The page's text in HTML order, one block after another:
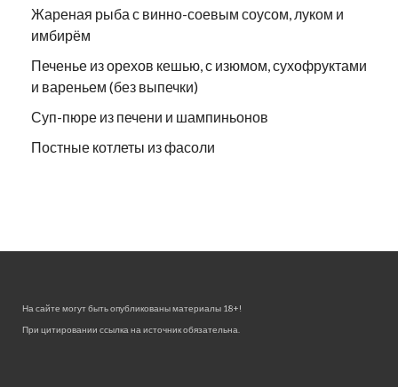
Жареная рыба с винно-соевым соусом, луком и
имбирём
Печенье из орехов кешью, с изюмом, сухофруктами
и вареньем (без выпечки)
Суп-пюре из печени и шампиньонов
Постные котлеты из фасоли
На сайте могут быть опубликованы материалы 18+!
При цитировании ссылка на источник обязательна.